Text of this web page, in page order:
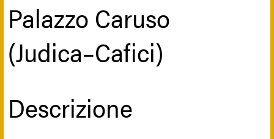
Palazzo Caruso
(Judica–Cafici)
Descrizione